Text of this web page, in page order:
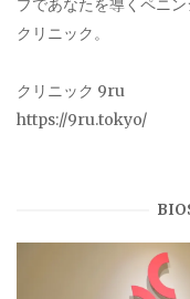
プであなたを導くペニ
クリニック。
クリニック 9ru
https://9ru.tokyo/